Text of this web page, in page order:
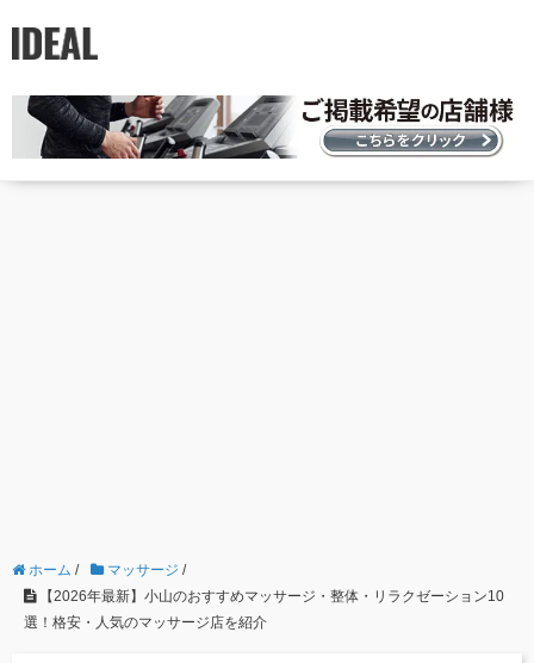
ホーム / マッサージ /
【2026年最新】小山のおすすめマッサージ・整体・リラクゼーション10
選！格安・人気のマッサージ店を紹介